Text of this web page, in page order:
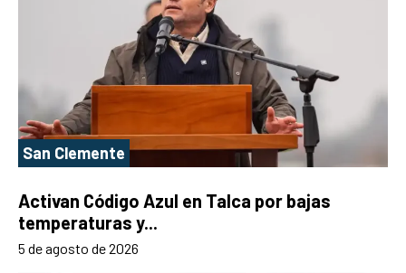
San Clemente
Activan Código Azul en Talca por bajas
temperaturas y...
5 de agosto de 2026